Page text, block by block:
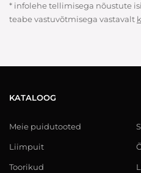
* infolehe tellimisega nõustute
teabe vastuvõtmisega vastavalt
KATALOOG
Meie puidutooted
Liimpuit
Toorikud